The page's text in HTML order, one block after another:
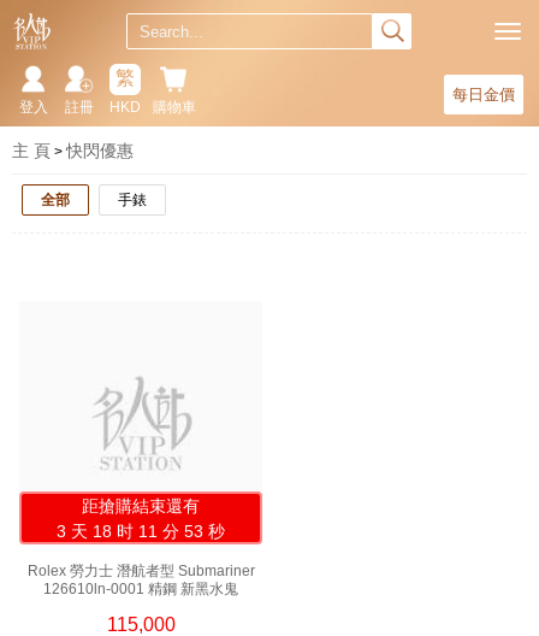
每日金價
購物車
繁
HKD
註冊
登入
主 頁 快閃優惠
全部 手錶
距搶購結束還有
3 天 18 时 11 分 52 秒
Rolex 勞力士 潛航者型 Submariner
126610ln-0001 精鋼 新黑水鬼
115,000